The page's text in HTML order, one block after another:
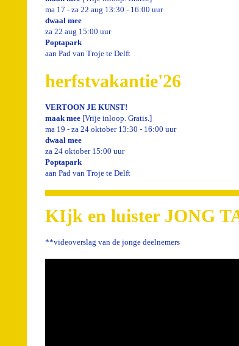
ma 17 - za 22 aug 13:30 - 16:00 uur
dwaal mee
za 22 aug 15:00 uur
Poptapark
aan Pad van Troje te Delft
herfstvakantie'26
VERTOON JE KUNST!
maak mee [Vrije inloop. Gratis.]
ma 19 - za 24 oktober 13:30 - 16:00 uur
dwaal mee
za 24 oktober 15:00 uur
Poptapark
aan Pad van Troje te Delft
KIjk en luister JONG
**videoverslag van de jonge deelnemers